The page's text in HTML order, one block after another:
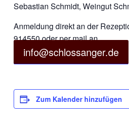
Sebastian Schmidt, Weingut
Anmeldung direkt an der
914550 oder per mail an
info@schlossanger.de
Zum Kalender hinzufügen